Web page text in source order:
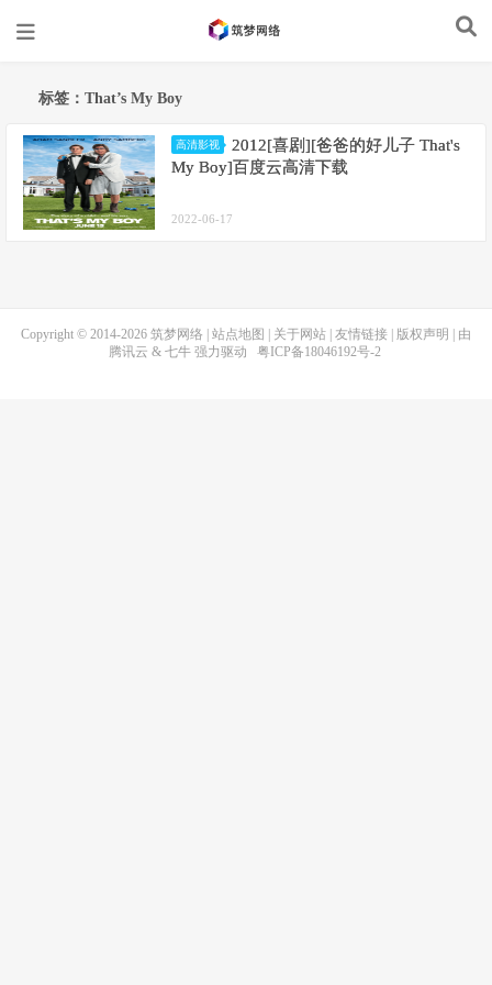
标签：That’s My Boy
高清影视
2012[喜剧][爸爸的好儿子 That's
My Boy]百度云高清下载
2022-06-17
Copyright © 2014-2026 筑梦网络 站点地图 关于网站 友情链接 版权声明
| 由
腾讯云 & 七牛强力驱动 粤ICP备18046192号-2